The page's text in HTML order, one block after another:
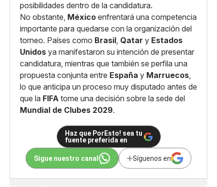
posibilidades dentro de la candidatura.
No obstante, México enfrentará una competencia
importante para quedarse con la organización del
torneo. Países como Brasil, Qatar y Estados
Unidos ya manifestaron su intención de presentar
candidatura, mientras que también se perfila una
propuesta conjunta entre España y Marruecos,
lo que anticipa un proceso muy disputado antes de
que la FIFA tome una decisión sobre la sede del
Mundial de Clubes 2029.
Haz que PorEsto! sea tu
fuente preferida en
Sigue nuestro canal Síguenos en